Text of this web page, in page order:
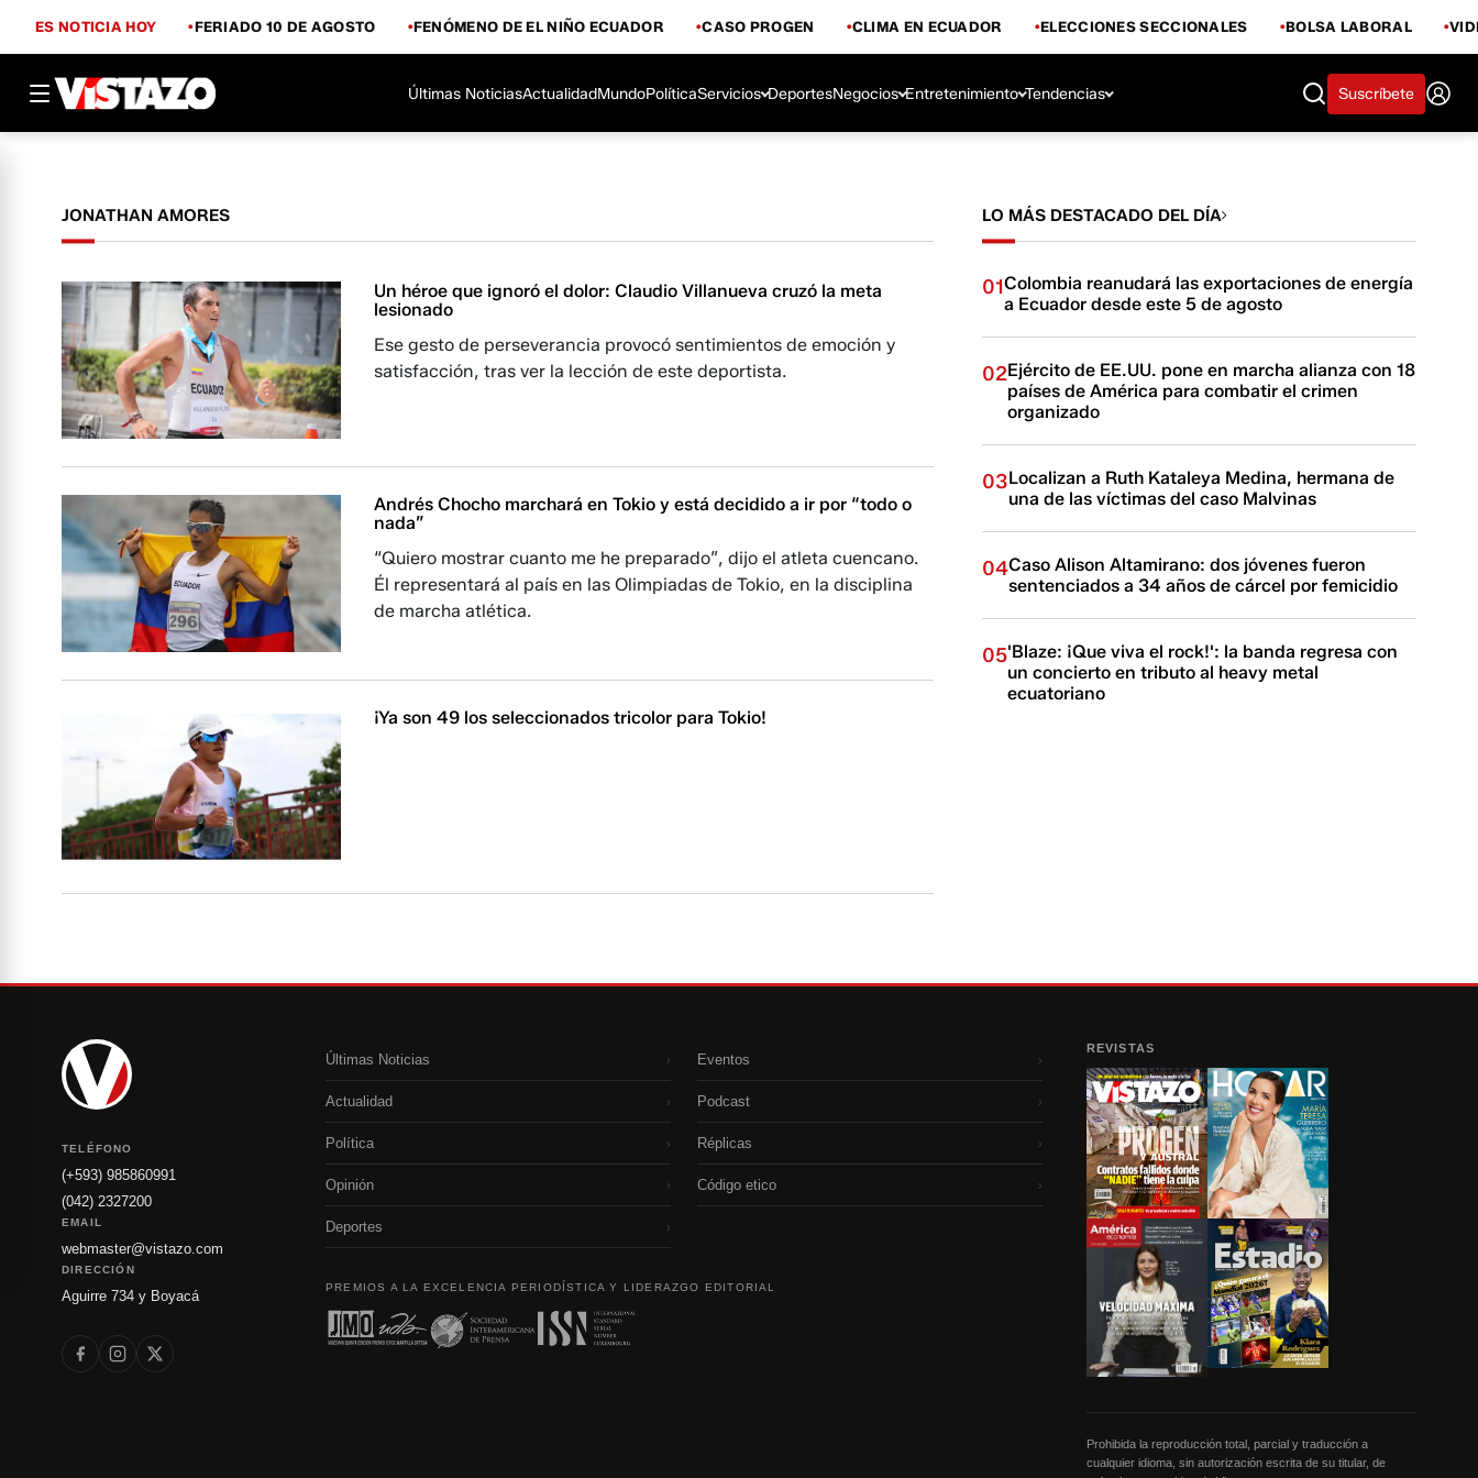
ES NOTICIA HOY FERIADO 10 DE AGOSTO FENÓMENO DE EL NIÑO ECUADOR CASO PROGEN CLIMA EN ECUADOR ELECCIONES SECCIONALES BOLSA LABORAL
Últimas NoticiasActualidadMundoPolíticaServicios DeportesNegocios Entretenimiento Tendencias Suscríbete
JONATHAN AMORES
Un héroe que ignoró el dolor: Claudio Villanueva cruzó la meta
lesionado
Ese gesto de perseverancia provocó sentimientos de emoción y
satisfacción, tras ver la lección de este deportista.
Andrés Chocho marchará en Tokio y está decidido a ir por “todo o
nada”
“Quiero mostrar cuanto me he preparado”, dijo el atleta cuencano.
Él representará al país en las Olimpiadas de Tokio, en la disciplina
de marcha atlética.
¡Ya son 49 los seleccionados tricolor para Tokio!
LO MÁS DESTACADO DEL DÍA
01Colombia reanudará las exportaciones de energía
a Ecuador desde este 5 de agosto
02Ejército de EE.UU. pone en marcha alianza con 18
países de América para combatir el crimen
organizado
03Localizan a Ruth Kataleya Medina, hermana de
una de las víctimas del caso Malvinas
04Caso Alison Altamirano: dos jóvenes fueron
sentenciados a 34 años de cárcel por femicidio
05'Blaze: ¡Que viva el rock!': la banda regresa con
un concierto en tributo al heavy metal
ecuatoriano
TELÉFONO
(+593) 985860991
(042) 2327200
EMAIL
webmaster@vistazo.com
DIRECCIÓN
Aguirre 734 y Boyacá
Últimas Noticias ›
Actualidad ›
Política ›
Opinión ›
Deportes ›
Eventos ›
Podcast ›
Réplicas ›
Código etico ›
PREMIOS A LA EXCELENCIA PERIODÍSTICA Y LIDERAZGO EDITORIAL
REVISTAS
Prohibida la reproducción total, parcial y traducción a
cualquier idioma, sin autorización escrita de su titular, de